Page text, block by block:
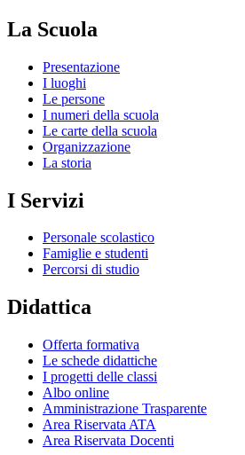
La Scuola
Presentazione
I luoghi
Le persone
I numeri della scuola
Le carte della scuola
Organizzazione
La storia
I Servizi
Personale scolastico
Famiglie e studenti
Percorsi di studio
Didattica
Offerta formativa
Le schede didattiche
I progetti delle classi
Albo online
Amministrazione Trasparente
Area Riservata ATA
Area Riservata Docenti